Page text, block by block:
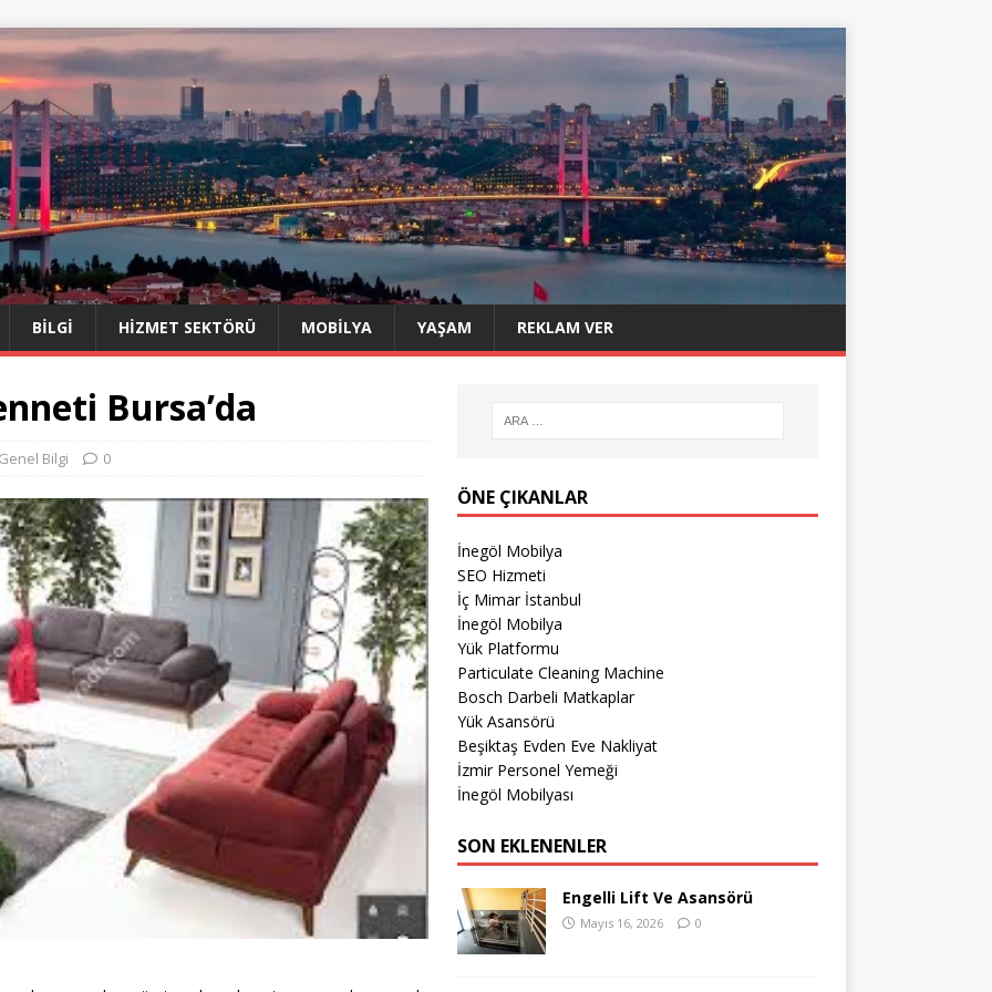
BILGI HIZMET SEKTÖRÜ MOBILYA YAŞAM REKLAM VER
Bursa’da
Bilgi 0
ÖNE ÇIKANLAR
İnegöl Mobilya
SEO Hizmeti
İç Mimar İstanbul
İnegöl Mobilya
Yük Platformu
Particulate Cleaning Machine
Bosch Darbeli Matkaplar
Yük Asansörü
Beşiktaş Evden Eve Nakliyat
İzmir Personel Yemeği
İnegöl Mobilyası
SON EKLENENLER
Engelli Lift Ve Asansörü
Mayıs 16, 2026 0